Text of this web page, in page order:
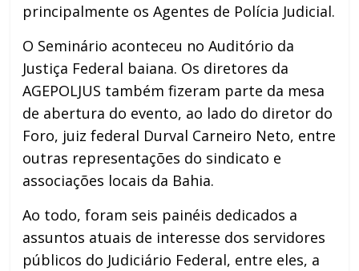
principalmente os Agentes de Polícia Judicial.
O Seminário aconteceu no Auditório da
Justiça Federal baiana. Os diretores da
AGEPOLJUS também fizeram parte da mesa
de abertura do evento, ao lado do diretor do
Foro, juiz federal Durval Carneiro Neto, entre
outras representações do sindicato e
associações locais da Bahia.
Ao todo, foram seis painéis dedicados a
assuntos atuais de interesse dos servidores
públicos do Judiciário Federal, entre eles, a